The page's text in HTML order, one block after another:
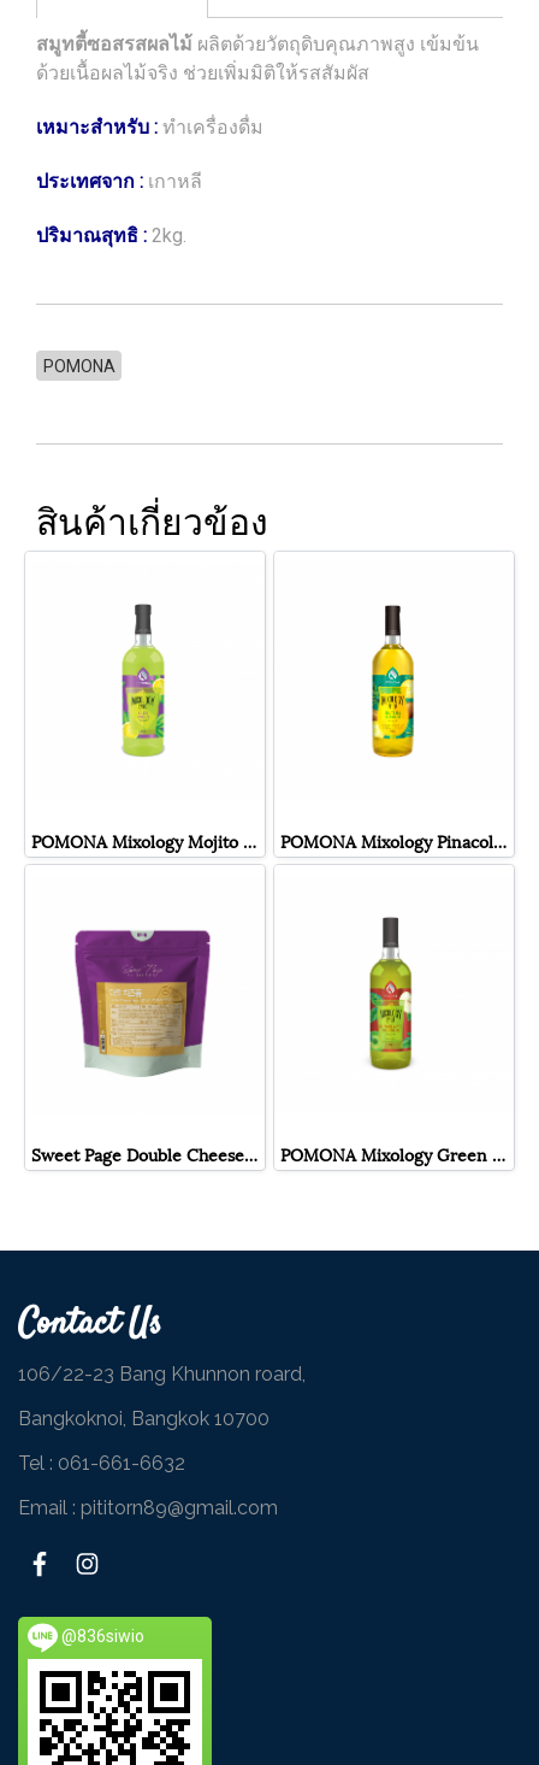
สมูทตี้ซอสรสผลไม้ ผลิตด้วยวัตถุดิบคุณภาพสูง เข้มข้น
ด้วยเนื้อผลไม้จริง ช่วยเพิ่มมิติให้รสสัมผัส
เหมาะสำหรับ : ทำเครื่องดื่ม
ประเทศจาก : เกาหลี
ปริมาณสุทธิ : 2kg.
POMONA
สินค้าเกี่ยวข้อง
POMONA Mixology Mojito ไซรัป มิกซ์โซโลจี้ โมจิโต้ โพโมนา POMONA Mixology Pinacolada ไซรัป มิกซ์โซโลจี้ พินาโคลาด้า โพโมนา
Sweet Page Double Cheese Cream Foam ผงครีมชีส สวีทเพจ POMONA Mixology Green Apple ไซรัป มิกซ์โซโลจี้ กรีนแอปเปิ้ล โพโมนา
Contact Us
106/22-23 Bang Khunnon roard,
Bangkoknoi, Bangkok 10700
Tel : 061-661-6632
Email : pititorn89@gmail.com
@836siwio